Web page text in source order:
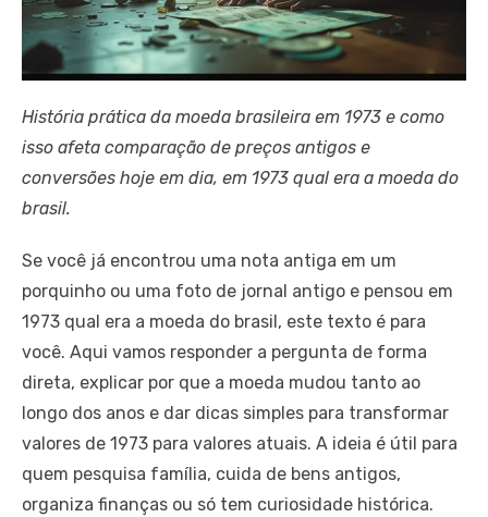
História prática da moeda brasileira em 1973 e como
isso afeta comparação de preços antigos e
conversões hoje em dia, em 1973 qual era a moeda do
brasil.
Se você já encontrou uma nota antiga em um
porquinho ou uma foto de jornal antigo e pensou em
1973 qual era a moeda do brasil, este texto é para
você. Aqui vamos responder a pergunta de forma
direta, explicar por que a moeda mudou tanto ao
longo dos anos e dar dicas simples para transformar
valores de 1973 para valores atuais. A ideia é útil para
quem pesquisa família, cuida de bens antigos,
organiza finanças ou só tem curiosidade histórica.